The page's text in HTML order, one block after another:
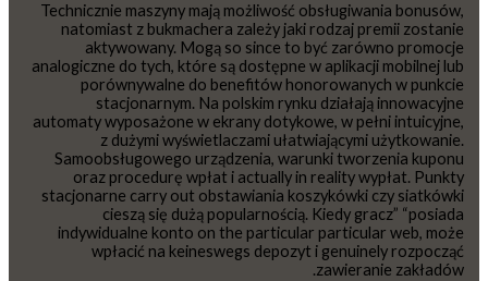
Technicznie maszyny mają możliwość obsługiwania bonusów,
natomiast z bukmachera zależy jaki rodzaj premii zostanie
aktywowany. Mogą so since to być zarówno promocje
analogiczne do tych, które są dostępne w aplikacji mobilnej lub
porównywalne do benefitów honorowanych w punkcie
stacjonarnym. Na polskim rynku działają innowacyjne
automaty wyposażone w ekrany dotykowe, w pełni intuicyjne,
z dużymi wyświetlaczami ułatwiającymi użytkowanie.
Samoobsługowego urządzenia, warunki tworzenia kuponu
oraz procedurę wpłat i actually in reality wypłat. Punkty
stacjonarne carry out obstawiania koszykówki czy siatkówki
cieszą się dużą popularnością. Kiedy gracz” “posiada
indywidualne konto on the particular particular web, może
wpłacić na keineswegs depozyt i genuinely rozpocząć
zawieranie zakładów.